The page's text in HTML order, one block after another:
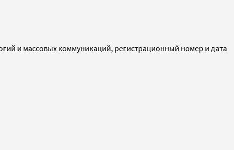
и массовых коммуникаций, регистрационный номер и дата